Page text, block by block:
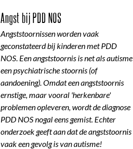
Angst bij PDD NOS
Angststoornissen worden vaak
geconstateerd bij kinderen met PDD
NOS. Een angststoornis is net als autisme
een psychiatrische stoornis (of
aandoening). Omdat een angststoornis
ernstige, maar vooral 'herkenbare'
problemen opleveren, wordt de diagnose
PDD NOS nogal eens gemist. Echter
onderzoek geeft aan dat de angststoornis
vaak een gevolg is van autisme!